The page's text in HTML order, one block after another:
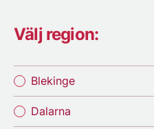
Välj region:
Blekinge
Dalarna